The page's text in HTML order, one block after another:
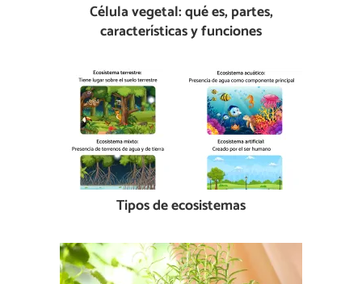
Célula vegetal: qué es, partes,
características y funciones
Tipos de ecosistemas